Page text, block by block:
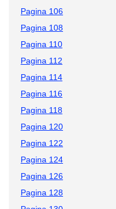
Pagina 106
Pagina 108
Pagina 110
Pagina 112
Pagina 114
Pagina 116
Pagina 118
Pagina 120
Pagina 122
Pagina 124
Pagina 126
Pagina 128